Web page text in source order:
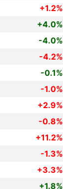
+1.2%
+4.0%
-4.0%
-4.2%
-0.1%
-1.0%
+2.9%
-0.8%
+11.2%
-1.3%
+3.3%
+1.8%